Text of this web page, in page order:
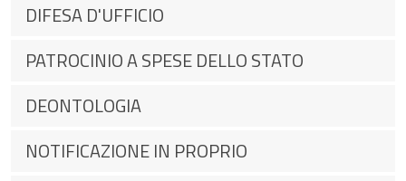
DIFESA D'UFFICIO
PATROCINIO A SPESE DELLO STATO
DEONTOLOGIA
NOTIFICAZIONE IN PROPRIO